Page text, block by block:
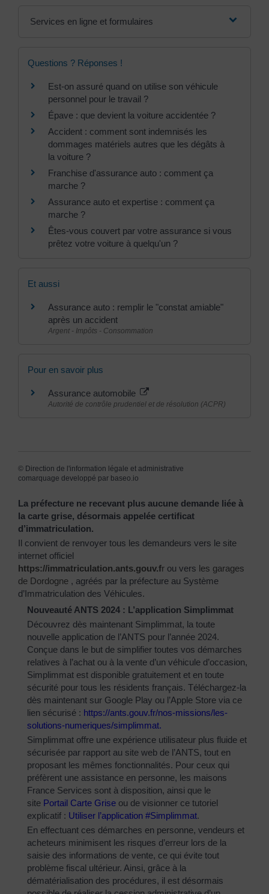
Services en ligne et formulaires
Questions ? Réponses !
Est-on assuré quand on utilise son véhicule
personnel pour le travail ?
Épave : que devient la voiture accidentée ?
Accident : comment sont indemnisés les
dommages matériels autres que les dégâts à
la voiture ?
Franchise d'assurance auto : comment ça
marche ?
Assurance auto et expertise : comment ça
marche ?
Êtes-vous couvert par votre assurance si vous
prêtez votre voiture à quelqu'un ?
Et aussi
Assurance auto : remplir le "constat amiable"
après un accident
Argent - Impôts - Consommation
Pour en savoir plus
Assurance automobile
Autorité de contrôle prudentiel et de résolution (ACPR)
© Direction de l'information légale et administrative
comarquage developpé par baseo.io
La préfecture ne recevant plus aucune demande liée à
la carte grise, désormais appelée certificat
d’immatriculation.
Il convient de renvoyer tous les demandeurs vers le site
internet officiel
https://immatriculation.ants.gouv.fr ou vers les garages
de Dordogne , agréés par la préfecture au Système
d’Immatriculation des Véhicules.
Nouveauté ANTS 2024 : L’application Simplimmat
Découvrez dès maintenant Simplimmat, la toute
nouvelle application de l’ANTS pour l’année 2024.
Conçue dans le but de simplifier toutes vos démarches
relatives à l’achat ou à la vente d’un véhicule d’occasion,
Simplimmat est disponible gratuitement et en toute
sécurité pour tous les résidents français. Téléchargez-la
dès maintenant sur Google Play ou l’Apple Store via ce
lien sécurisé : https://ants.gouv.fr/nos-missions/les-
solutions-numeriques/simplimmat.
Simplimmat offre une expérience utilisateur plus fluide et
sécurisée par rapport au site web de l’ANTS, tout en
proposant les mêmes fonctionnalités. Pour ceux qui
préfèrent une assistance en personne, les maisons
France Services sont à disposition, ainsi que le
site Portail Carte Grise ou de visionner ce tutoriel
explicatif : Utiliser l’application #Simplimmat.
En effectuant ces démarches en personne, vendeurs et
acheteurs minimisent les risques d’erreur lors de la
saisie des informations de vente, ce qui évite tout
problème fiscal ultérieur. Ainsi, grâce à la
dématérialisation des procédures, il est désormais